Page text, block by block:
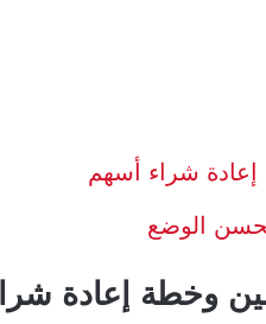
شراء أسهم
تحسن الوضع
وخطة إعادة